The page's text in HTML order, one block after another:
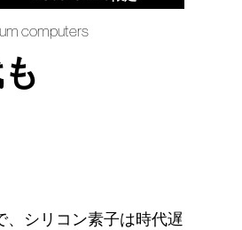
computers
シリコン素子は時代遅